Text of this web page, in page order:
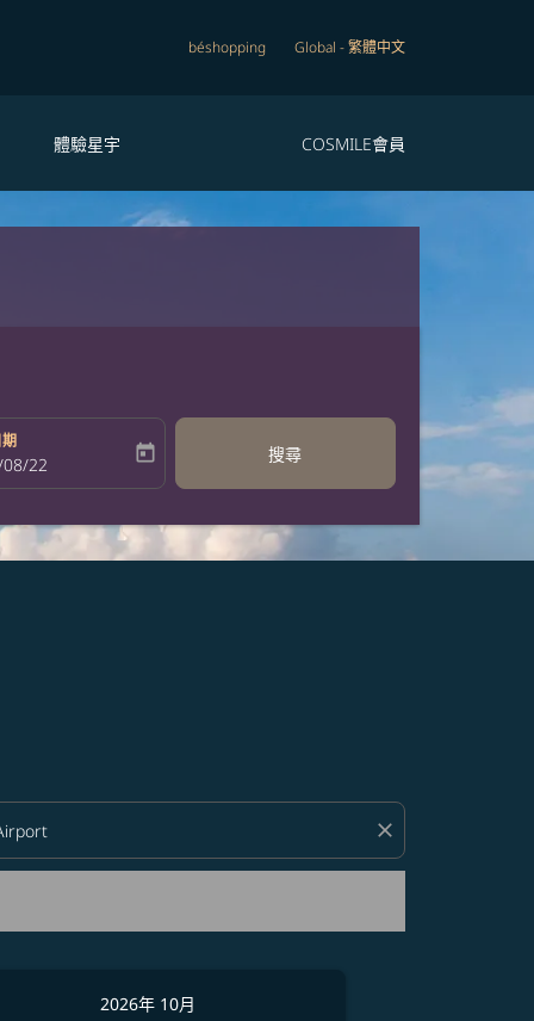
béshopping Global -繁體中文
體驗星宇 COSMILE會員
return-date-aria-label
22 today 搜尋
close
2026年 10月